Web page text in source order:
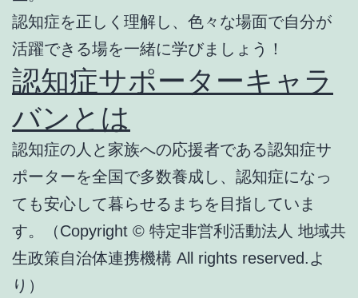
認知症を正しく理解し、色々な場面で自分が
活躍できる場を一緒に学びましょう！
認知症サポーターキャラ
バンとは
認知症の人と家族への応援者である認知症サ
ポーターを全国で多数養成し、認知症になっ
ても安心して暮らせるまちを目指していま
す。（Copyright © 特定非営利活動法人 地域共
生政策自治体連携機構 All rights reserved.よ
り）